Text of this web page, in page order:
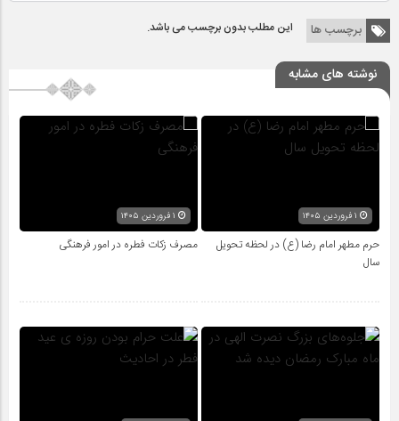
برچسب ها این مطلب بدون برچسب می باشد.
نوشته های مشابه
حرم مطهر امام رضا (ع) در لحظه تحویل
سال
مصرف زکات فطره در امور فرهنگی